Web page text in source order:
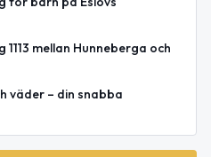
mellan Hunneberga och
väder – din snabba